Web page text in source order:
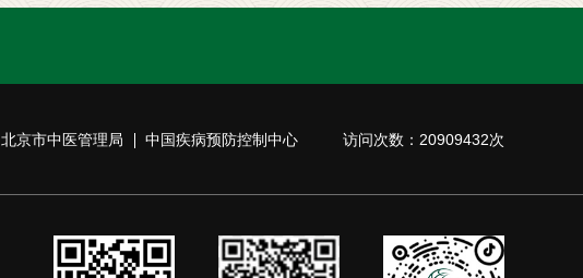
北京市中医管理局 中国疾病预防控制中心 访问次数：20909432次